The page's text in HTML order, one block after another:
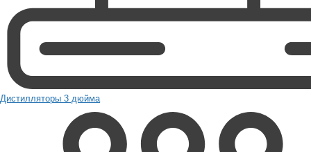
Дистилляторы 3 дюйма